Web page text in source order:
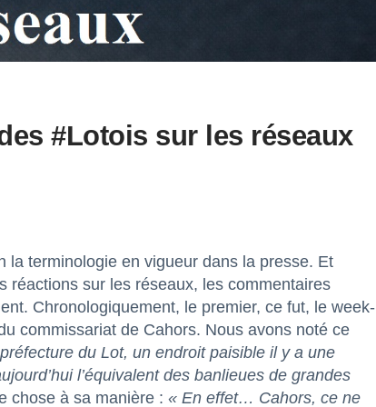
#Lotois sur les réseaux
la terminologie en vigueur dans la presse. Et
réactions sur les réseaux, les commentaires
Chronologiquement, le premier, ce fut, le week-
commissariat de Cahors. Nous avons noté ce
du Lot, un endroit paisible il y a une
l’équivalent des banlieues de grandes
chose à sa manière : « En effet… Cahors, ce ne